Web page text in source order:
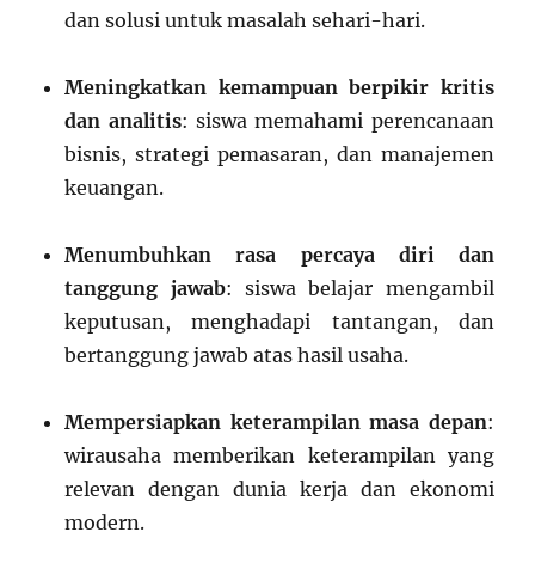
dan solusi untuk masalah sehari-hari.
Meningkatkan kemampuan berpikir kritis
dan analitis: siswa memahami perencanaan
bisnis, strategi pemasaran, dan manajemen
keuangan.
Menumbuhkan rasa percaya diri dan
tanggung jawab: siswa belajar mengambil
keputusan, menghadapi tantangan, dan
bertanggung jawab atas hasil usaha.
Mempersiapkan keterampilan masa depan:
wirausaha memberikan keterampilan yang
relevan dengan dunia kerja dan ekonomi
modern.